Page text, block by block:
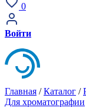
0
Войти
Главная /Каталог /
Для хроматографии